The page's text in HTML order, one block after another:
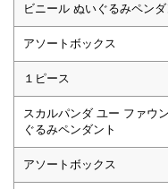
ビニール ぬいぐるみペンダ
アソートボックス
１ピース
スカルパンダ ユー ファウ
ぐるみペンダント
アソートボックス